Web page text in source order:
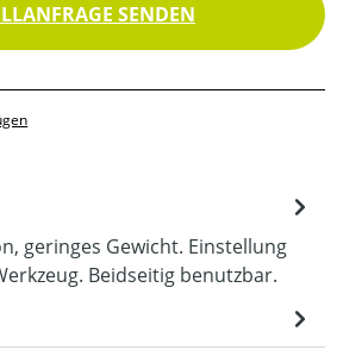
SENDEN
geringes Gewicht. Einstellung
Beidseitig benutzbar.